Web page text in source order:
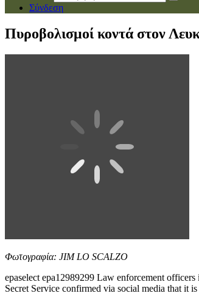
Σύνδεση
Πυροβολισμοί κοντά στον
Φωτογραφία: JIM LO SCALZO
epaselect epa12989299 Law enforcement
Secret Service confirmed via social media that it